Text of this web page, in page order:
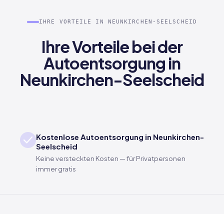
IHRE VORTEILE IN NEUNKIRCHEN-SEELSCHEID
Ihre Vorteile bei der
Autoentsorgung in
Neunkirchen-Seelscheid
Kostenlose Autoentsorgung in Neunkirchen-
Seelscheid
Keine versteckten Kosten — für Privatpersonen
immer gratis